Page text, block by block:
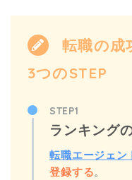
転職の成
3つのSTEP
STEP1
ランキング
転職エージェン
登録する。